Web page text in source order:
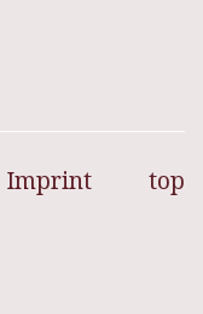
top
Imprint